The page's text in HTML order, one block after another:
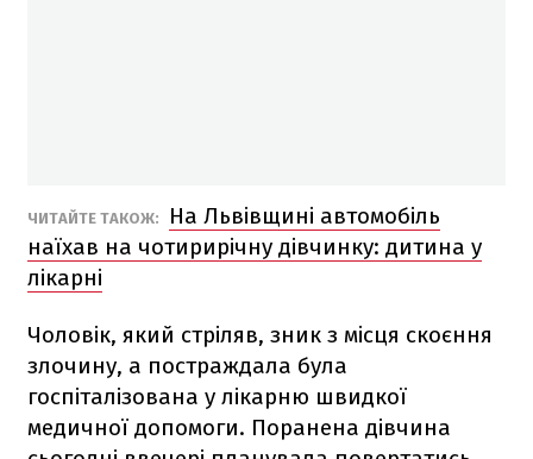
ЧИТАЙТЕ ТАКОЖ:
На Львівщині автомобіль
наїхав на чотирирічну дівчинку: дитина у
лікарні
Чоловік, який стріляв, зник з місця скоєння
злочину, а постраждала була
госпіталізована у лікарню швидкої
медичної допомоги. Поранена дівчина